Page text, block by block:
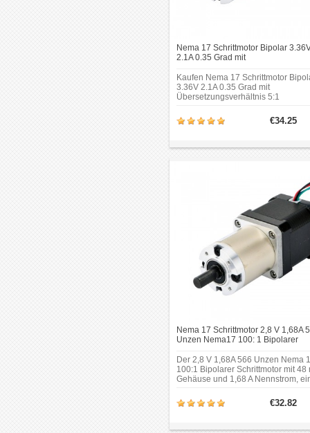
Nema 17 Schrittmotor Bipolar
2.1A 0.35 Grad mit
Planetengetriebe
Kaufen Nema 17 Schrittmotor
3.36V 2.1A 0.35 Grad mit
Übersetzungsverhältnis 5:1
online bei oyostepper.de mit
garantierter qualität und
einer Vielzahl von Anwendungen
€34.25
Nema 17 Schrittmotor 2,8 V 1,68A
Unzen Nema17 100: 1 Bipolarer
Der 2,8 V 1,68A 566 Unzen Nema
100:1 Bipolarer Schrittmotor mit 48
Gehäuse und 1,68 A Nennstrom,
Getriebeübersetzung integriert.
Rahmengröße: 42 x 42 mm;
42,7 mm; Wellendurchmesser:
€32.82